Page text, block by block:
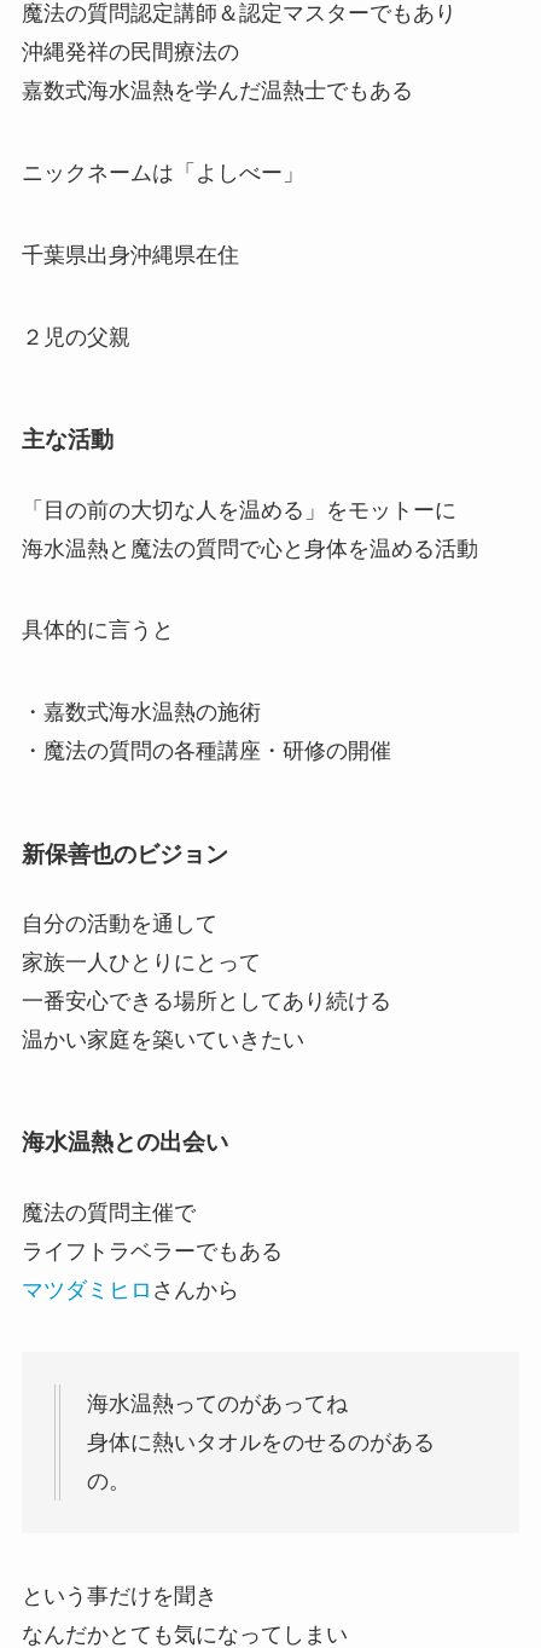
魔法の質問認定講師＆認定マスターでもあり
沖縄発祥の民間療法の
嘉数式海水温熱を学んだ温熱士でもある
ニックネームは「よしべー」
千葉県出身沖縄県在住
２児の父親
主な活動
「目の前の大切な人を温める」をモットーに
海水温熱と魔法の質問で心と身体を温める活動
具体的に言うと
・嘉数式海水温熱の施術
・魔法の質問の各種講座・研修の開催
新保善也のビジョン
自分の活動を通して
家族一人ひとりにとって
一番安心できる場所としてあり続ける
温かい家庭を築いていきたい
海水温熱との出会い
魔法の質問主催で
ライフトラベラーでもある
マツダミヒロ さんから
海水温熱ってのがあってね
身体に熱いタオルをのせるのがある
の。
という事だけを聞き
なんだかとても気になってしまい